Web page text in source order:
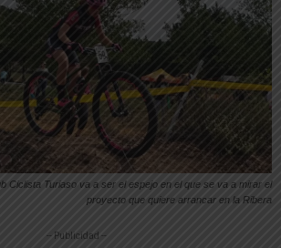
Ciclista Turiaso va a ser el espejo en el que se va a mirar el
proyecto que quiere arrancar en la Ribera
-- Publicidad --